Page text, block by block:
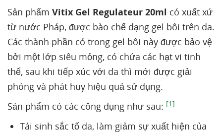
Sản phẩm Vitix Gel Regulateur 20ml có xuất xứ
từ nước Pháp, được bào chế dạng gel bôi trên da.
Các thành phần có trong gel bôi này được bảo vệ
bởi một lớp siêu mỏng, có chứa các hạt vi tinh
thể, sau khi tiếp xúc với da thì mới được giải
phóng và phát huy hiệu quả sử dụng.
Sản phẩm có các công dụng như sau: [1]
Tái sinh sắc tố da, làm giảm sự xuất hiện của